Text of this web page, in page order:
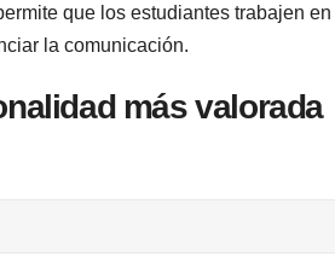
que los estudiantes trabajen en
la‌ comunicación.⁣
más valorada